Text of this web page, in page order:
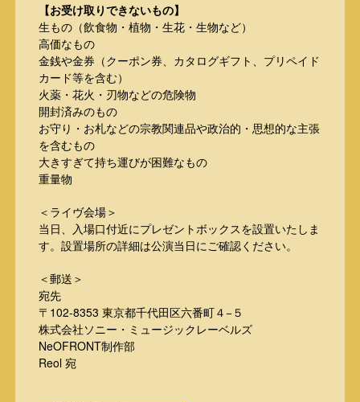
【お受け取りできないもの】
生もの（飲食物・植物・生花・生物など）
高価なもの
金銭や金券（クーポン券、カタログギフト、プリペイド
カード等を含む）
火薬・花火・刃物などの危険物
開封済みのもの
お守り・お札などの宗教関連品や政治的・思想的な主張
を含むもの
大きすぎて持ち運びが困難なもの
重量物
＜ライヴ会場＞
当日、入場口付近にプレゼントボックスを設置いたしま
す。設置場所の詳細は公演当日にご確認ください。
＜郵送＞
宛先
〒102-8353 東京都千代田区六番町４−５
株式会社ソニー・ミュージックレーベルズ
NeOFRONT制作部
Reol 宛